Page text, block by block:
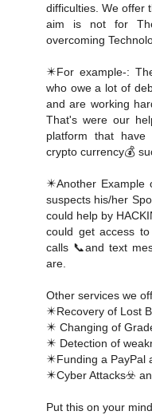
difficulties. We offer
aim is not for
overcoming
✴️For example-:
who owe a lot of
and are working
That's were our
platform that
crypto currency💰
✴️Another Example
suspects his/her
could help by
could get access
calls 📞and text
are.
Other services we
✴️Recovery of Lost
✴️ Changing of
✴️ Detection of
✴️Funding a PayPal
✴️Cyber Attacks☣️
Put this on your